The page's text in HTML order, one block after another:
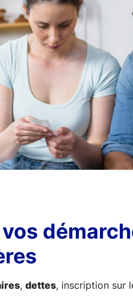
, dettes, inscription sur